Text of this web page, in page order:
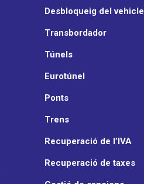
Desbloqueig del vehicle
Transbordador
Túnels
Eurotúnel
Ponts
Trens
Recuperació de l’IVA
Recuperació de taxes